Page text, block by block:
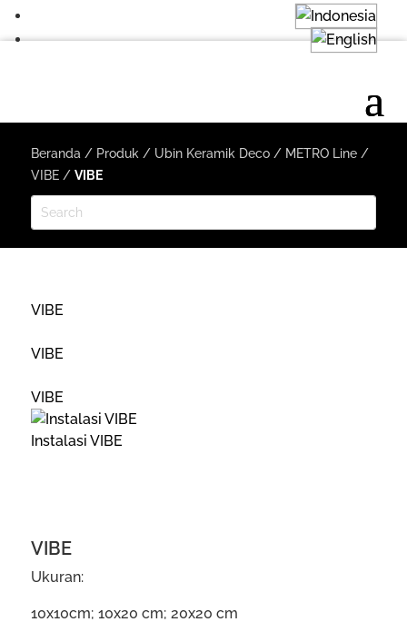
Beranda / Produk / Ubin Keramik Deco/ METRO Line/
VIBE/ VIBE
VIBE
VIBE
VIBE
Instalasi VIBE
VIBE
Ukuran:
10x10cm; 10x20 cm; 20x20 cm